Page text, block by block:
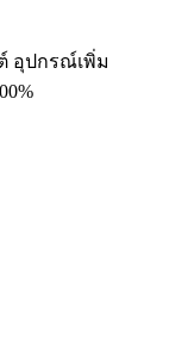
อุปกรณ์เพิ่ม